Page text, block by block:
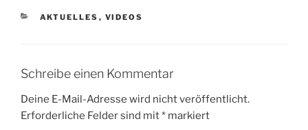
KATEGORIEN
AKTUELLES , VIDEOS
Schreibe einen Kommentar
Deine E-Mail-Adresse wird nicht veröffentlicht.
Erforderliche Felder sind mit* markiert